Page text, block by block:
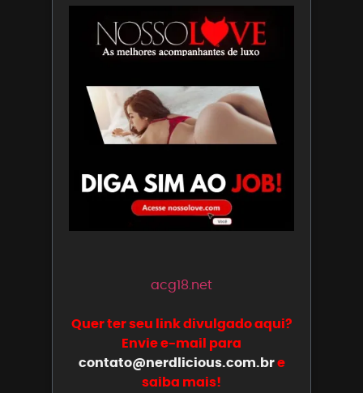
acg18.net
Quer ter seu link divulgado aqui?
Envie e-mail para
contato@nerdlicious.com.bre
saiba mais!